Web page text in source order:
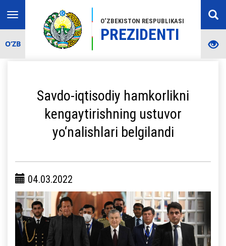
O‘ZBEKISTON RESPUBLIKASI
PREZIDENTI
Toggle
navigation
O‘ZB
Savdo-iqtisodiy hamkorlikni
kengaytirishning ustuvor
yo‘nalishlari belgilandi
04.03.2022